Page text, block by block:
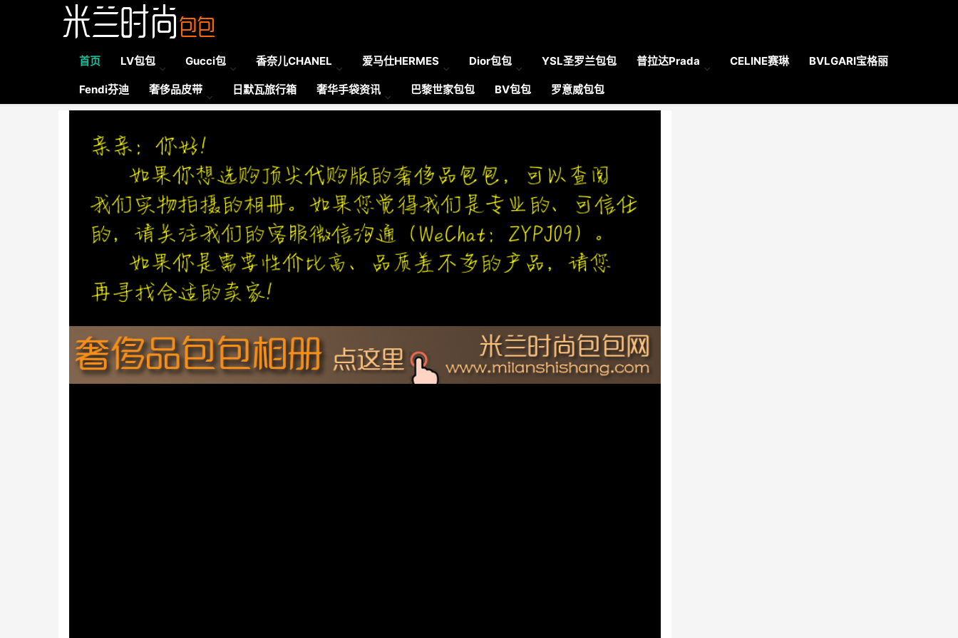
首页 LV包包 Gucci包 香奈儿CHANEL 爱马仕HERMES Dior包包 YSL圣罗兰包包 普拉达Prada CELINE赛琳 BVLGARI宝格丽
Fendi芬迪 奢侈品皮带 日默瓦旅行箱 奢华手袋资讯 巴黎世家包包 BV包包 罗意威包包